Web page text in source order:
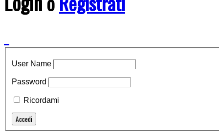
User Name
Password
Ricordami